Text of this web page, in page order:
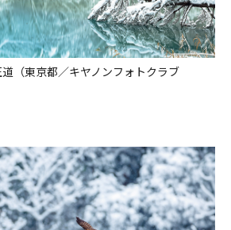
（東京都／キヤノンフォトクラブ